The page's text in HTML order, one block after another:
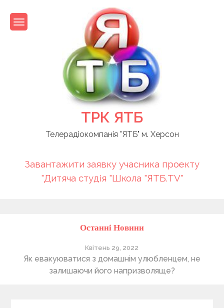
content
ТРК ЯТБ
Телерадіокомпанія "ЯТБ" м. Херсон
Завантажити заявку учасника проекту
"Дитяча студія "Школа "ЯТБ.TV"
Останні Новини
Квітень 29, 2022
Як евакуюватися з домашнім улюбленцем, не
залишаючи його напризволяще?